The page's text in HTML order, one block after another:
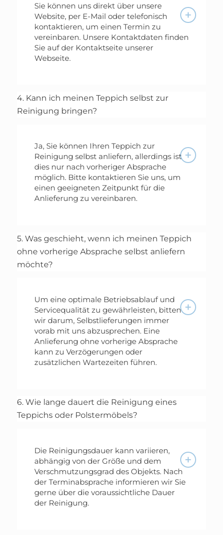
Sie können uns direkt über unsere
Website, per E-Mail oder telefonisch
kontaktieren, um einen Termin zu
vereinbaren. Unsere Kontaktdaten finden
Sie auf der Kontaktseite unserer
Webseite.
4. Kann ich meinen Teppich selbst zur
Reinigung bringen?
Ja, Sie können Ihren Teppich zur
Reinigung selbst anliefern, allerdings ist
dies nur nach vorheriger Absprache
möglich. Bitte kontaktieren Sie uns, um
einen geeigneten Zeitpunkt für die
Anlieferung zu vereinbaren.
5. Was geschieht, wenn ich meinen Teppich
ohne vorherige Absprache selbst anliefern
möchte?
Um eine optimale Betriebsablauf und
Servicequalität zu gewährleisten, bitten
wir darum, Selbstlieferungen immer
vorab mit uns abzusprechen. Eine
Anlieferung ohne vorherige Absprache
kann zu Verzögerungen oder
zusätzlichen Wartezeiten führen.
6. Wie lange dauert die Reinigung eines
Teppichs oder Polstermöbels?
Die Reinigungsdauer kann variieren,
abhängig von der Größe und dem
Verschmutzungsgrad des Objekts. Nach
der Terminabsprache informieren wir Sie
gerne über die voraussichtliche Dauer
der Reinigung.